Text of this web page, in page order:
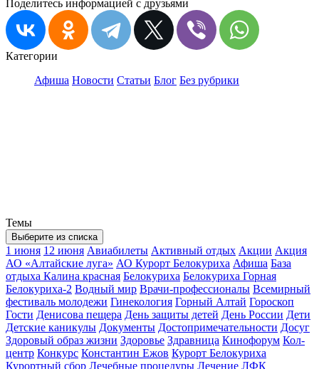
Поделитесь информацией с друзьями
Категории
Афиша Новости Статьи Блог Без рубрики
Темы
Выберите из списка
1 июня 12 июня Авиабилеты Активный отдых Акции Акция
АО «Алтайские луга» АО Курорт Белокуриха Афиша База
отдыха Калина красная Белокуриха Белокуриха Горная
Белокуриха-2 Водный мир Врачи-профессионалы Всемирный
фестиваль молодежи Гинекология Горный Алтай Гороскоп
Гости Денисова пещера День защиты детей День России Дети
Детские каникулы Документы Достопримечательности Досуг
Здоровый образ жизни Здоровье Здравница Кинофорум Кол-
центр Конкурс Константин Ежов Курорт Белокуриха
Курортный сбор Лечебные процедуры Лечение ЛФК